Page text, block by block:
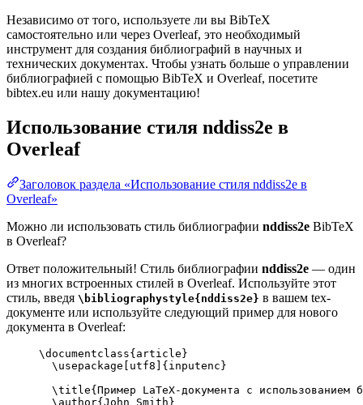
Независимо от того, используете ли вы BibTeX
самостоятельно или через Overleaf, это необходимый
инструмент для создания библиографий в научных и
технических документах. Чтобы узнать больше о управлении
библиографией с помощью BibTeX и Overleaf, посетите
bibtex.eu или нашу документацию!
Использование стиля nddiss2e в
Overleaf
Заголовок раздела «Использование стиля nddiss2e в
Overleaf»
Можно ли использовать стиль библиографии nddiss2e BibTeX
в Overleaf?
Ответ положительный! Стиль библиографии nddiss2e — один
из многих встроенных стилей в Overleaf. Используйте этот
стиль, введя \bibliographystyle{nddiss2e} в вашем tex-
документе или используйте следующий пример для нового
документа в Overleaf:
\documentclass{ article }
\usepackage
utf8 ]{ inputenc }
\title{Пример LaTeX-документа с использованием
\author{John Smith}